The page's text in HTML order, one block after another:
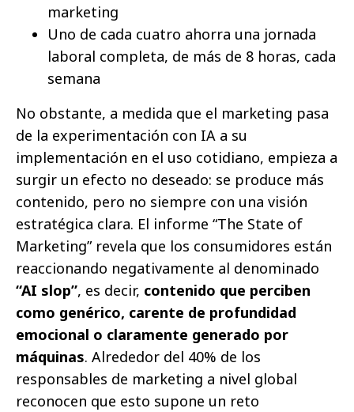
marketing
Uno de cada cuatro ahorra una jornada
laboral completa, de más de 8 horas, cada
semana
No obstante, a medida que el marketing pasa
de la experimentación con IA a su
implementación en el uso cotidiano, empieza a
surgir un efecto no deseado: se produce más
contenido, pero no siempre con una visión
estratégica clara. El informe “The State of
Marketing” revela que los consumidores están
reaccionando negativamente al denominado
“AI slop”, es decir, contenido que perciben
como genérico, carente de profundidad
emocional o claramente generado por
máquinas. Alrededor del 40% de los
responsables de marketing a nivel global
reconocen que esto supone un reto